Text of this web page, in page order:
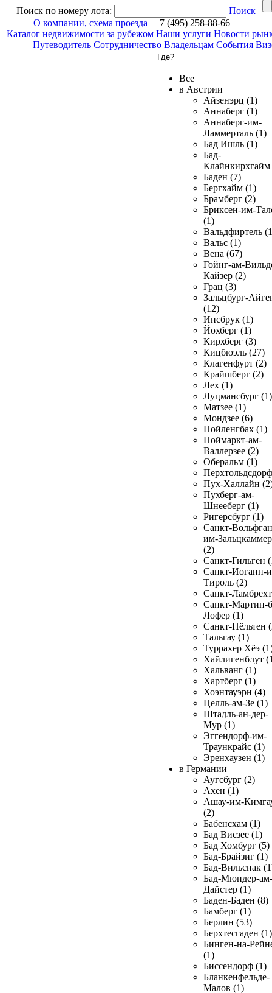
Поиск по номеру лота:
Поиск
О компании, схема проезда | +7 (495) 258-88-66
Каталог недвижимости за рубежом Наши услуги Новости
Путеводитель Сотрудничество Владельцам События
Все
в Австрии
Айзенэрц (1)
Аннаберг (1)
Аннаберг-им-
Ламмерталь (1)
Бад Ишль (1)
Бад-
Клайнкирхгайм
Баден (7)
Бергхайм (1)
Брамберг (2)
Бриксен-им-
(1)
Вальдфиртель
Вальс (1)
Вена (67)
Гойнг-ам-
Кайзер (2)
Грац (3)
Зальцбург-
(12)
Инсбрук (1)
Йохберг (1)
Кирхберг (3)
Кицбюэль (27)
Клагенфурт (2)
Крайшберг (2)
Лех (1)
Луцмансбург (1)
Матзее (1)
Мондзее (6)
Нойленгбах (1)
Ноймаркт-ам-
Валлерзее (2)
Оберальм (1)
Пух-Халлайн
Пухберг-ам-
Шнееберг (1)
Ригерсбург (1)
Санкт-
им-
(2)
Санкт-Гильген
Санкт-Иоганн-
Тироль (2)
Санкт-
Санкт-Мартин-
Лофер (1)
Санкт-Пёльтен
Тальгау (1)
Туррахер Хёэ
Хайлигенблут
Хальванг (1)
Хартберг (1)
Хоэнтауэрн (4)
Целль-ам-Зе (1)
Штадль-ан-дер-
Мур (1)
Эггендорф-им-
Траункрайс (1)
Эренхаузен (1)
в Германии
Аугсбург (2)
Ахен (1)
Ашау-им-
(2)
Бабенсхам (1)
Бад Висзее (1)
Бад Хомбург (5)
Бад-Брайзиг (1)
Бад-Вильснак
Бад-Мюндер-ам-
Дайстер (1)
Баден-Баден (8)
Бамберг (1)
Берлин (53)
Берхтесгаден (1)
Бинген-на-
(1)
Биссендорф (1)
Бланкенфельде-
Малов (1)